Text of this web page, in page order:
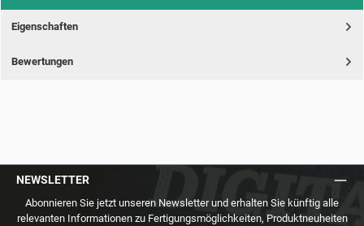
Eigenschaften
Bewertungen
NEWSLETTER
Abonnieren Sie jetzt unseren Newsletter und erhalten Sie künftig alle
relevanten Informationen zu Fertigungsmöglichkeiten, Produktneuheiten